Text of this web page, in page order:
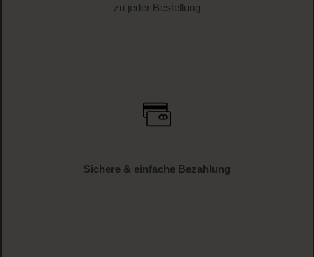
zu jeder Bestellung
Sichere & einfache Bezahlung